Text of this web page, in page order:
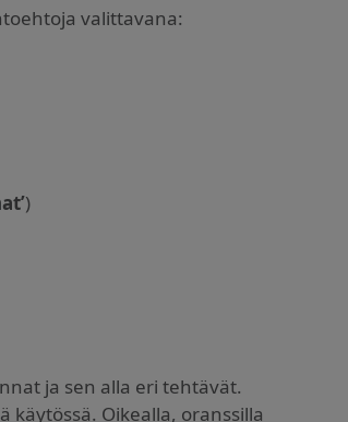
valittavana:
)
ja sen alla eri tehtävät.
käytössä. Oikealla, oranssilla